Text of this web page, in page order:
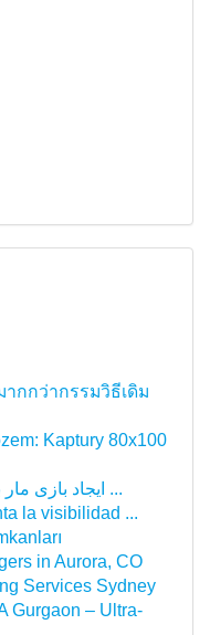
ากกว่ากรรมวิธีเดิม
Kaptury 80x100
ایجاد بازی مار با پایتون و ترتل: کتابچه راهنما ...
la visibilidad ...
in Aurora, CO
Services Sydney
Gurgaon – Ultra-